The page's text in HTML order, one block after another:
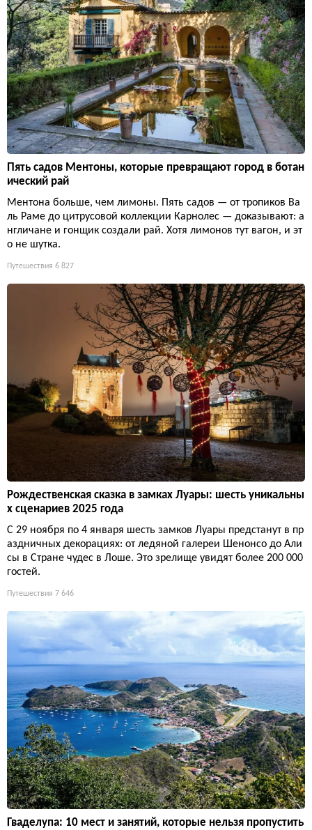
Пять садов Ментоны, которые превращают город в ботан
ический рай
Ментона больше, чем лимоны. Пять садов — от тропиков Ва
ль Раме до цитрусовой коллекции Карнолес — доказывают: а
нгличане и гонщик создали рай. Хотя лимонов тут вагон, и эт
о не шутка.
Путешествия 6 827
Рождественская сказка в замках Луары: шесть уникальны
х сценариев 2025 года
С 29 ноября по 4 января шесть замков Луары предстанут в пр
аздничных декорациях: от ледяной галереи Шенонсо до Али
сы в Стране чудес в Лоше. Это зрелище увидят более 200 000
гостей.
Путешествия 7 646
Гваделупа: 10 мест и занятий, которые нельзя пропустить